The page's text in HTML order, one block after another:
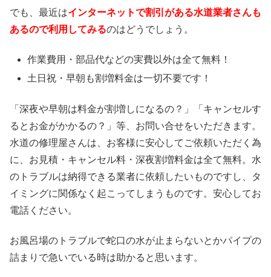
でも、最近はインターネットで割引がある水道業者さんも
あるので利用してみるのはどうでしょう。
作業費用・部品代などの実費以外は全て無料！
土日祝・早朝も割増料金は一切不要です！
「深夜や早朝は料金が割増しになるの？」「キャンセルす
るとお金がかかるの？」等、お問い合せをいただきます。
水道の修理屋さんは、お客様に安心してご依頼いただく為
に、お見積・キャンセル料・深夜割増料金は全て無料。水
のトラブルは納得できる業者に依頼したいものですし、タ
イミングに関係なく起こってしまうものです。安心してお
電話ください。
お風呂場のトラブルで蛇口の水が止まらないとかパイプの
詰まりで急いでいる時は助かると思います。